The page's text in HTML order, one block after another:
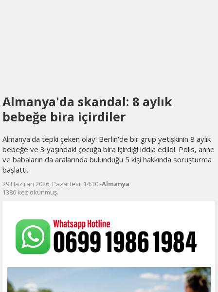
Almanya'da skandal: 8 aylık
bebeğe bira içirdiler
Almanya'da tepki çeken olay! Berlin'de bir grup yetişkinin 8 aylık
bebeğe ve 3 yaşındaki çocuğa bira içirdiği iddia edildi. Polis, anne
ve babaların da aralarında bulunduğu 5 kişi hakkında soruşturma
başlattı.
29 Haziran 2026, Pazartesi, 14:30 -Almanya
1386 kez okunmuş.